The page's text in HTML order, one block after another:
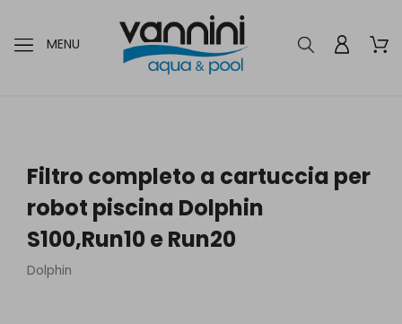
MENU
Filtro completo a cartuccia per
robot piscina Dolphin
S100,Run10 e Run20
Dolphin